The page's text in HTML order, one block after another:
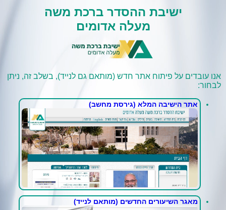
ישיבת ההסדר ברכת משה
מעלה אדומים
אנו עובדים על פיתוח אתר חדש (מותאם גם לנייד), בשלב זה, ניתן
לבחור:
אתר הישיבה המלא (גירסת מחשב)
מאגר השיעורים החדשים (מותאם לנייד)